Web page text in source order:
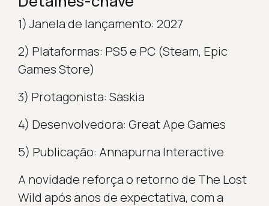
1) Janela de lançamento: 2027
2) Plataformas: PS5 e PC (Steam, Epic
Games Store)
3) Protagonista: Saskia
4) Desenvolvedora: Great Ape Games
5) Publicação: Annapurna Interactive
A novidade reforça o retorno de The Lost
Wild após anos de expectativa, com a